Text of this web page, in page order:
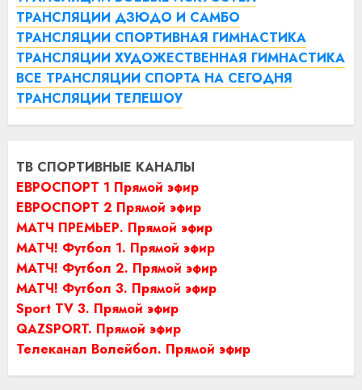
ТРАНСЛЯЦИИ ДЗЮДО И САМБО
ТРАНСЛЯЦИИ СПОРТИВНАЯ ГИМНАСТИКА
ТРАНСЛЯЦИИ ХУДОЖЕСТВЕННАЯ ГИМНАСТИКА
ВСЕ ТРАНСЛЯЦИИ СПОРТА НА СЕГОДНЯ
ТРАНСЛЯЦИИ ТЕЛЕШОУ
ТВ СПОРТИВНЫЕ КАНАЛЫ
ЕВРОСПОРТ 1 Прямой эфир
ЕВРОСПОРТ 2 Прямой эфир
МАТЧ ПРЕМЬЕР. Прямой эфир
МАТЧ! Футбол 1. Прямой эфир
МАТЧ! Футбол 2. Прямой эфир
МАТЧ! Футбол 3. Прямой эфир
Sport TV 3. Прямой эфир
QAZSPORT. Прямой эфир
Телеканал Волейбол. Прямой эфир